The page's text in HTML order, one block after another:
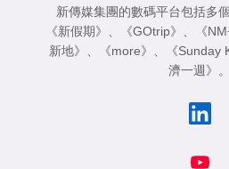
新傳媒集團的數碼平台包括多
《新假期》
《GOtrip》 《
新地》
《more》 《Sunday
濟一週》
。